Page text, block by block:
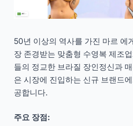
50년 이상의 역사를 가진 마르 에
장 존경받는 맞춤형 수영복 제조
들의 정교한 브라질 장인정신과
은 시장에 진입하는 신규 브랜드
공합니다.
주요 장점: